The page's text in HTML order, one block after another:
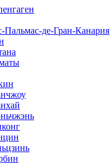
Пальмас-де-Гран-Канария